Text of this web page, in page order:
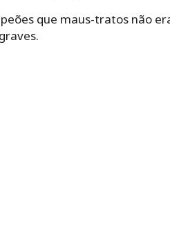
que maus-tratos não